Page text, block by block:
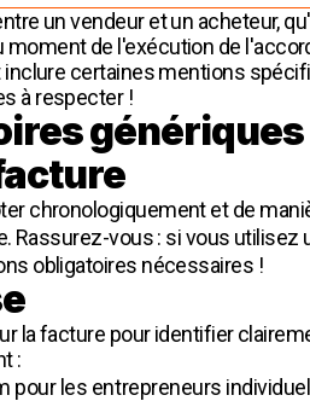
un vendeur et un acheteur,
de l'exécution de
certaines mentions
à respecter !
chronologiquement et de
Rassurez-vous : si vous utilisez
obligatoires nécessaires !
facture pour identifier
:
pour les entrepreneurs